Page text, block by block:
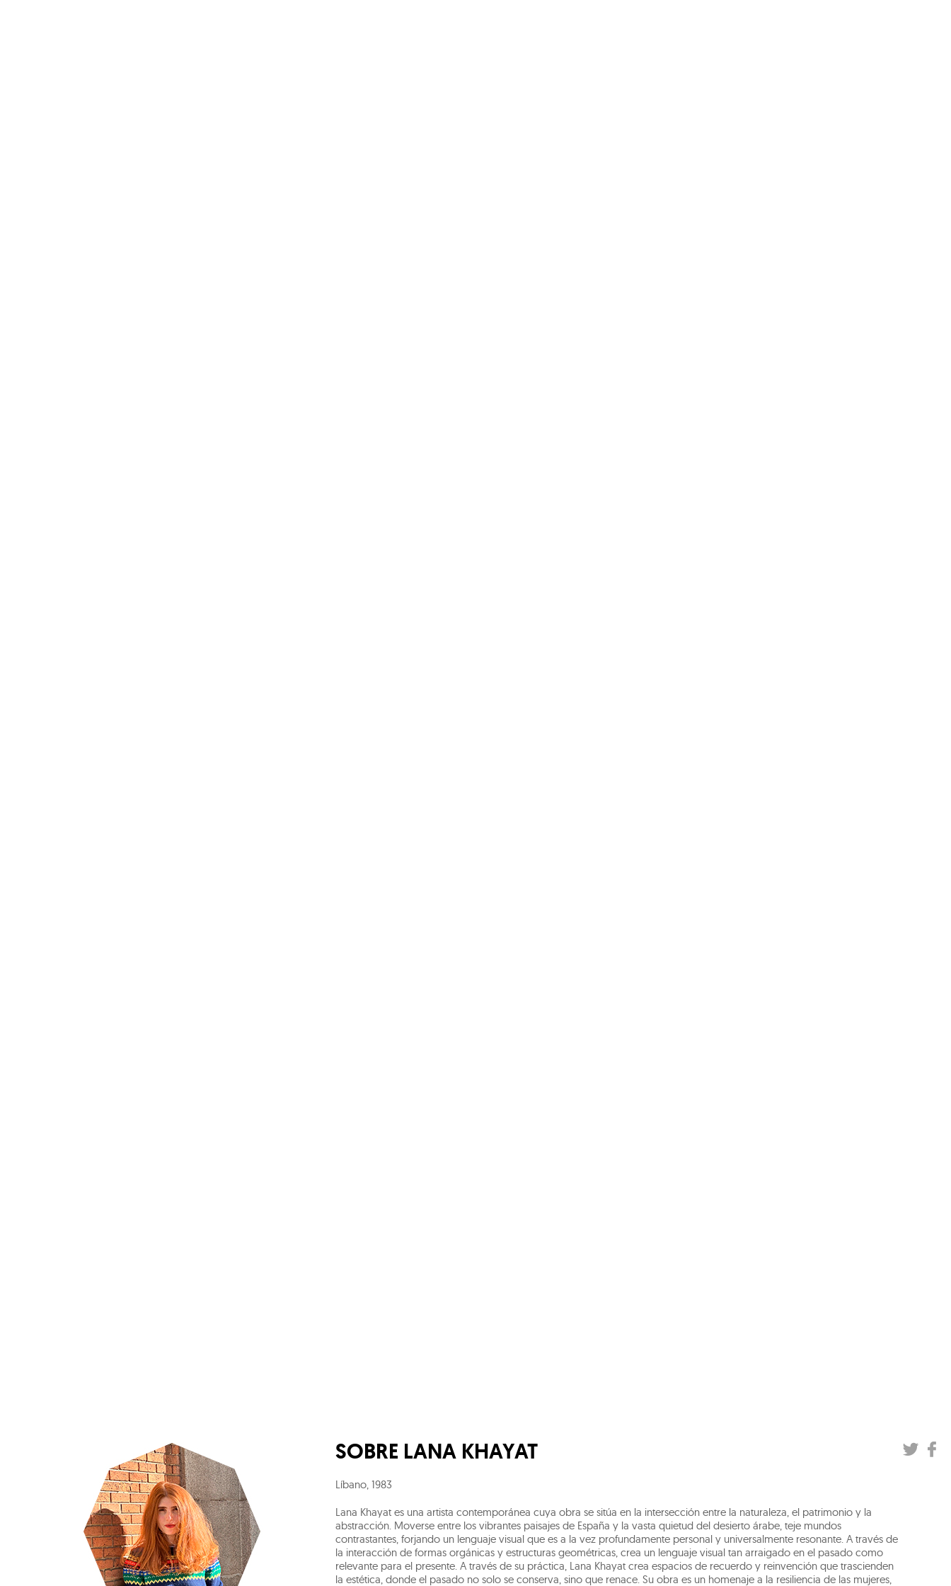
SOBRE LANA KHAYAT
Líbano, 1983
Lana Khayat es una artista contemporánea cuya obra se sitúa en la intersección entre la naturaleza, el patrimonio y la
abstracción. Moverse entre los vibrantes paisajes de España y la vasta quietud del desierto árabe, teje mundos
contrastantes, forjando un lenguaje visual que es a la vez profundamente personal y universalmente resonante. A través de
la interacción de formas orgánicas y estructuras geométricas, crea un lenguaje visual tan arraigado en el pasado como
relevante para el presente. A través de su práctica, Lana Khayat crea espacios de recuerdo y reinvención que trascienden
la estética, donde el pasado no solo se conserva, sino que renace. Su obra es un homenaje a la resiliencia de las mujeres,